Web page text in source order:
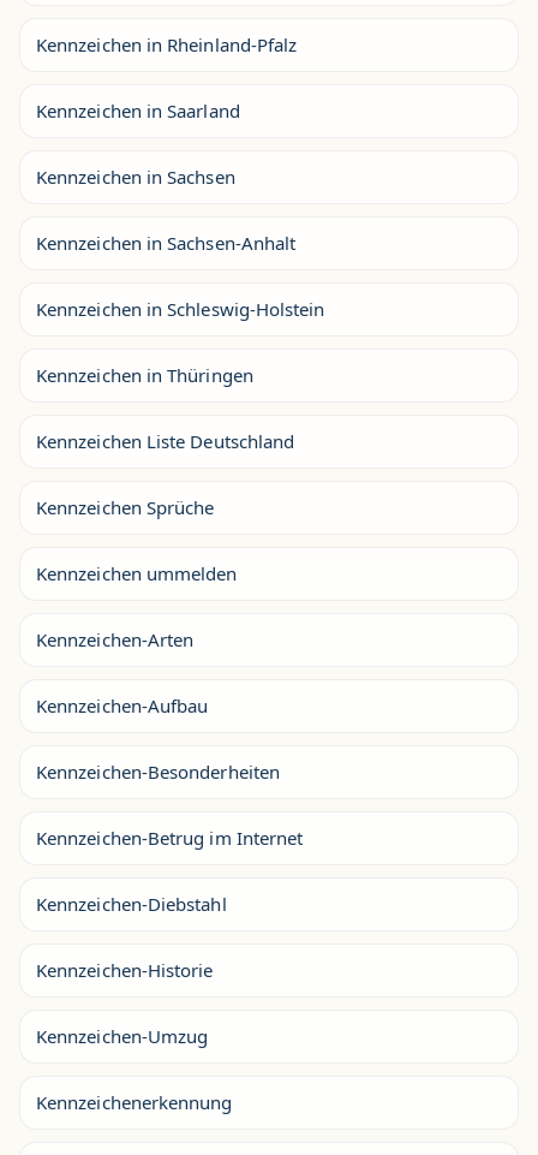
Kennzeichen in Rheinland-Pfalz
Kennzeichen in Saarland
Kennzeichen in Sachsen
Kennzeichen in Sachsen-Anhalt
Kennzeichen in Schleswig-Holstein
Kennzeichen in Thüringen
Kennzeichen Liste Deutschland
Kennzeichen Sprüche
Kennzeichen ummelden
Kennzeichen-Arten
Kennzeichen-Aufbau
Kennzeichen-Besonderheiten
Kennzeichen-Betrug im Internet
Kennzeichen-Diebstahl
Kennzeichen-Historie
Kennzeichen-Umzug
Kennzeichenerkennung